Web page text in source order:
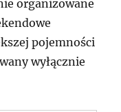
organizowane
pojemności
wyłącznie